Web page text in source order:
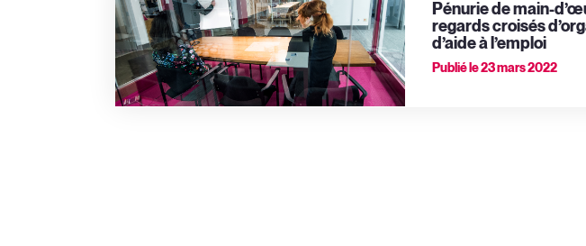
Pénurie de main-
regards croisés
d’aide à l’emploi
Publié le23 mars 2022